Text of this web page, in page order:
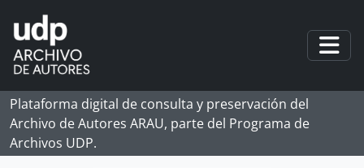
Skip to main content
Plataforma digital de consulta y preservación del
Archivo de Autores ARAU, parte del Programa de
Archivos UDP.